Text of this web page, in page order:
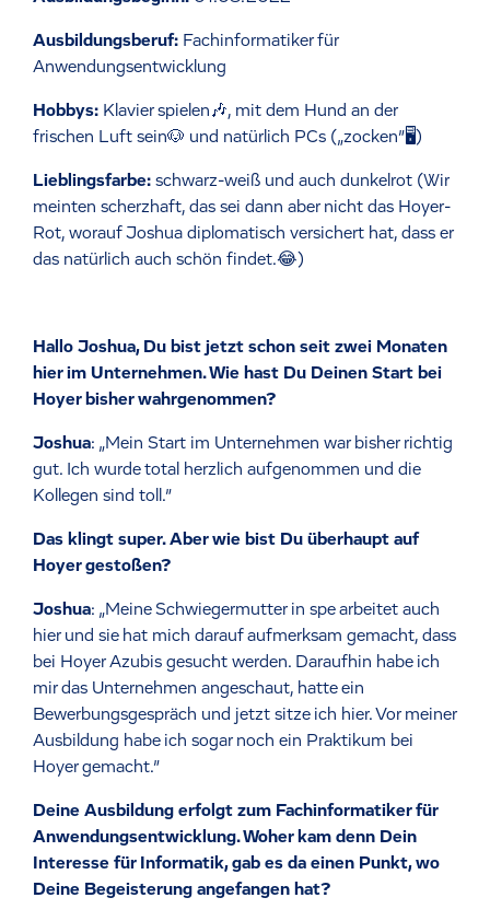
Ausbildungsberuf: Fachinformatiker für
Anwendungsentwicklung
Hobbys: Klavier spielen🎶, mit dem Hund an der
frischen Luft sein🐶 und natürlich PCs („zocken”🖥️)
Lieblingsfarbe: schwarz-weiß und auch dunkelrot (Wir
meinten scherzhaft, das sei dann aber nicht das Hoyer-
Rot, worauf Joshua diplomatisch versichert hat, dass er
das natürlich auch schön findet.😂)
Hallo Joshua, Du bist jetzt schon seit zwei Monaten
hier im Unternehmen. Wie hast Du Deinen Start bei
Hoyer bisher wahrgenommen?
Joshua: „Mein Start im Unternehmen war bisher richtig
gut. Ich wurde total herzlich aufgenommen und die
Kollegen sind toll.”
Das klingt super. Aber wie bist Du überhaupt auf
Hoyer gestoßen?
Joshua: „Meine Schwiegermutter in spe arbeitet auch
hier und sie hat mich darauf aufmerksam gemacht, dass
bei Hoyer Azubis gesucht werden. Daraufhin habe ich
mir das Unternehmen angeschaut, hatte ein
Bewerbungsgespräch und jetzt sitze ich hier. Vor meiner
Ausbildung habe ich sogar noch ein Praktikum bei
Hoyer gemacht.”
Deine Ausbildung erfolgt zum Fachinformatiker für
Anwendungsentwicklung. Woher kam denn Dein
Interesse für Informatik, gab es da einen Punkt, wo
Deine Begeisterung angefangen hat?